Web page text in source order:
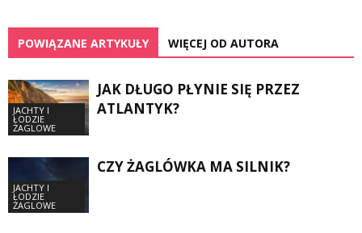
POWIĄZANE ARTYKUŁY WIĘCEJ OD AUTORA
JACHTY I
ŁODZIE
ŻAGLOWE
JAK DŁUGO PŁYNIE SIĘ PRZEZ
ATLANTYK?
JACHTY I
ŁODZIE
ŻAGLOWE
CZY ŻAGLÓWKA MA SILNIK?